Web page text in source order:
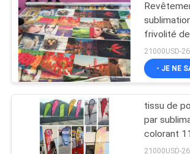
machine
d'impression
sublimation
frivolité
de
- JE NE
tissu de
par
colorant
la